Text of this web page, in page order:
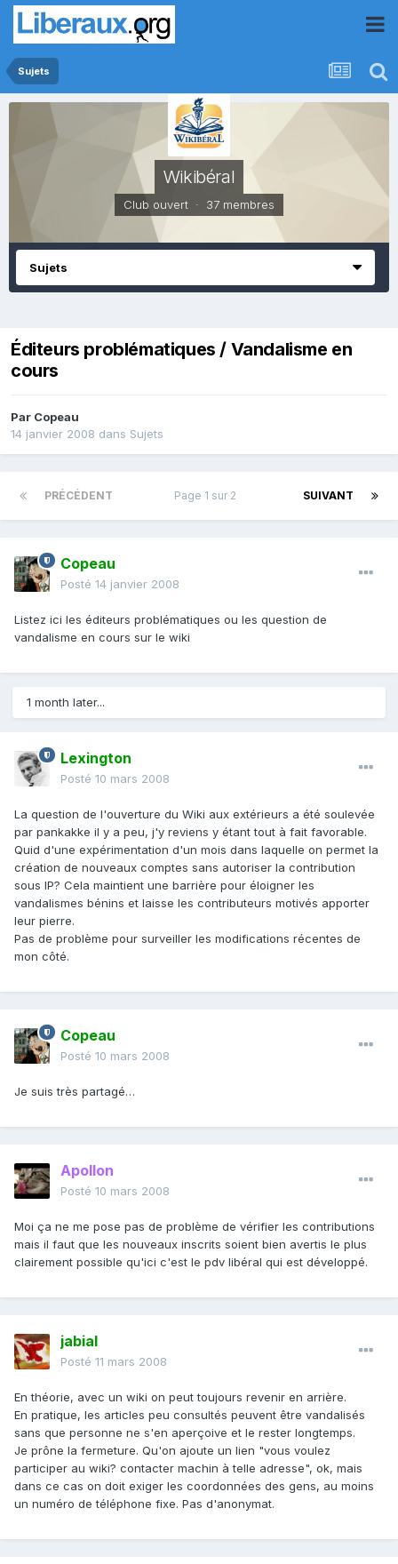
Sujets
Wikibéral
Club ouvert · 37 membres
Sujets
Éditeurs problématiques / Vandalisme en
cours
Par Copeau
14 janvier 2008 dans Sujets
PRÉCÉDENT SUIVANT
Page 1 sur 2
Copeau
Posté 14 janvier 2008
Listez ici les éditeurs problématiques ou les question de
vandalisme en cours sur le wiki
1 month later...
Lexington
Posté 10 mars 2008
La question de l'ouverture du Wiki aux extérieurs a été soulevée
par pankakke il y a peu, j'y reviens y étant tout à fait favorable.
Quid d'une expérimentation d'un mois dans laquelle on permet la
création de nouveaux comptes sans autoriser la contribution
sous IP? Cela maintient une barrière pour éloigner les
vandalismes bénins et laisse les contributeurs motivés apporter
leur pierre.
Pas de problème pour surveiller les modifications récentes de
mon côté.
Copeau
Posté 10 mars 2008
Je suis très partagé…
Apollon
Posté 10 mars 2008
Moi ça ne me pose pas de problème de vérifier les contributions
mais il faut que les nouveaux inscrits soient bien avertis le plus
clairement possible qu'ici c'est le pdv libéral qui est développé.
jabial
Posté 11 mars 2008
En théorie, avec un wiki on peut toujours revenir en arrière.
En pratique, les articles peu consultés peuvent être vandalisés
sans que personne ne s'en aperçoive et le rester longtemps.
Je prône la fermeture. Qu'on ajoute un lien "vous voulez
participer au wiki? contacter machin à telle adresse", ok, mais
dans ce cas on doit exiger les coordonnées des gens, au moins
un numéro de téléphone fixe. Pas d'anonymat.